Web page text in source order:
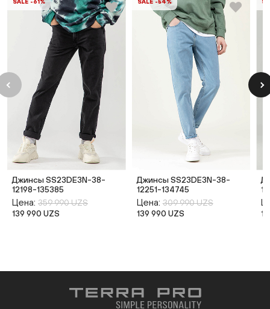
SALE -61%
Джинсы SS23DE3N-38-
12198-135385
Цена: 359 990 UZS
139 990 UZS
SALE -54%
Джинсы SS23DE3N-38-
12251-134745
Цена: 309 990 UZS
139 990 UZS